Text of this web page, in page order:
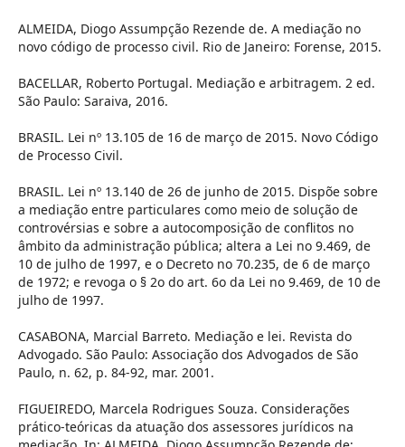
ALMEIDA, Diogo Assumpção Rezende de. A mediação no
novo código de processo civil. Rio de Janeiro: Forense, 2015.
BACELLAR, Roberto Portugal. Mediação e arbitragem. 2 ed.
São Paulo: Saraiva, 2016.
BRASIL. Lei nº 13.105 de 16 de março de 2015. Novo Código
de Processo Civil.
BRASIL. Lei nº 13.140 de 26 de junho de 2015. Dispõe sobre
a mediação entre particulares como meio de solução de
controvérsias e sobre a autocomposição de conflitos no
âmbito da administração pública; altera a Lei no 9.469, de
10 de julho de 1997, e o Decreto no 70.235, de 6 de março
de 1972; e revoga o § 2o do art. 6o da Lei no 9.469, de 10 de
julho de 1997.
CASABONA, Marcial Barreto. Mediação e lei. Revista do
Advogado. São Paulo: Associação dos Advogados de São
Paulo, n. 62, p. 84-92, mar. 2001.
FIGUEIREDO, Marcela Rodrigues Souza. Considerações
prático-teóricas da atuação dos assessores jurídicos na